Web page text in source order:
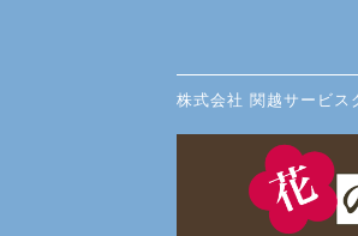
株式会社 関越サービス